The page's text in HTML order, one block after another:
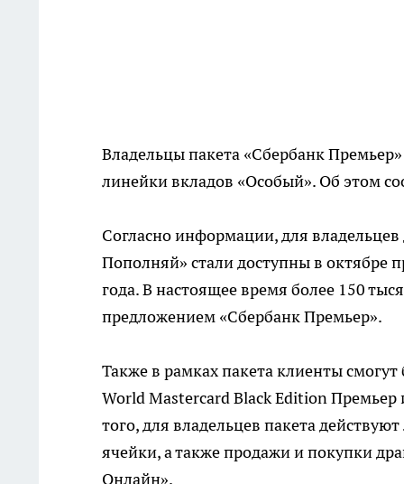
Владельцы пакета «Сбербанк
линейки вкладов «Особый». Об этом
Согласно информации, для
Пополняй» стали доступны в октябре
года. В настоящее время более 150
предложением «Сбербанк Премьер».
Также в рамках пакета клиенты
World Mastercard Black Edition
того, для владельцев пакета
ячейки, а также продажи и покупки
Онлайн».